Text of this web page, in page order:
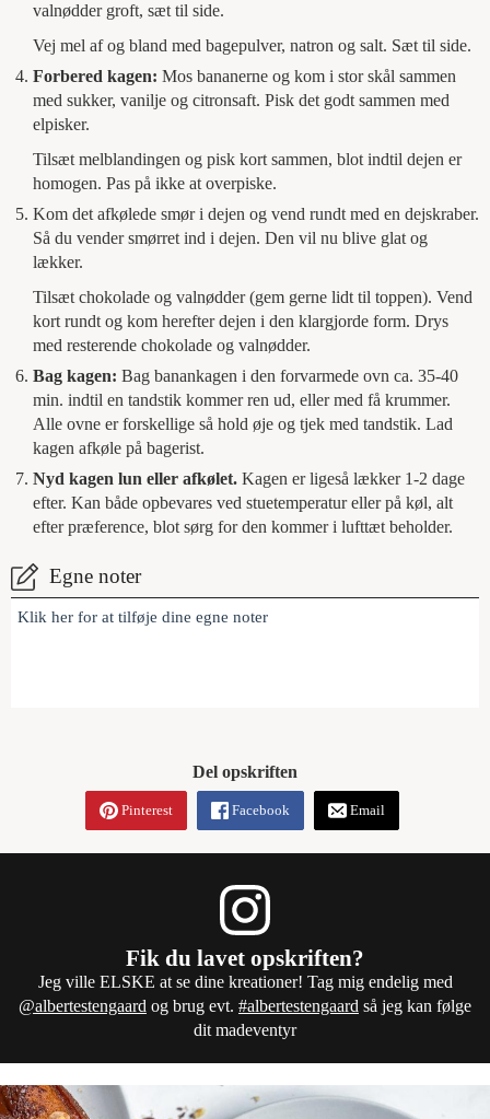
valnødder groft, sæt til side.
Vej mel af og bland med bagepulver, natron og salt. Sæt til side.
Forbered kagen: Mos bananerne og kom i stor skål sammen
med sukker, vanilje og citronsaft. Pisk det godt sammen med
elpisker.
Tilsæt melblandingen og pisk kort sammen, blot indtil dejen er
homogen. Pas på ikke at overpiske.
Kom det afkølede smør i dejen og vend rundt med en dejskraber.
Så du vender smørret ind i dejen. Den vil nu blive glat og
lækker.
Tilsæt chokolade og valnødder (gem gerne lidt til toppen). Vend
kort rundt og kom herefter dejen i den klargjorde form. Drys
med resterende chokolade og valnødder.
Bag kagen: Bag banankagen i den forvarmede ovn ca. 35-40
min. indtil en tandstik kommer ren ud, eller med få krummer.
Alle ovne er forskellige så hold øje og tjek med tandstik. Lad
kagen afkøle på bagerist.
Nyd kagen lun eller afkølet. Kagen er ligeså lækker 1-2 dage
efter. Kan både opbevares ved stuetemperatur eller på køl, alt
efter præference, blot sørg for den kommer i lufttæt beholder.
Egne noter
Klik her for at tilføje dine egne noter
Del opskriften
Pinterest Facebook Email
Fik du lavet opskriften?
Jeg ville ELSKE at se dine kreationer! Tag mig endelig med
@albertestengaard og brug evt. #albertestengaard så jeg kan følge
dit madeventyr